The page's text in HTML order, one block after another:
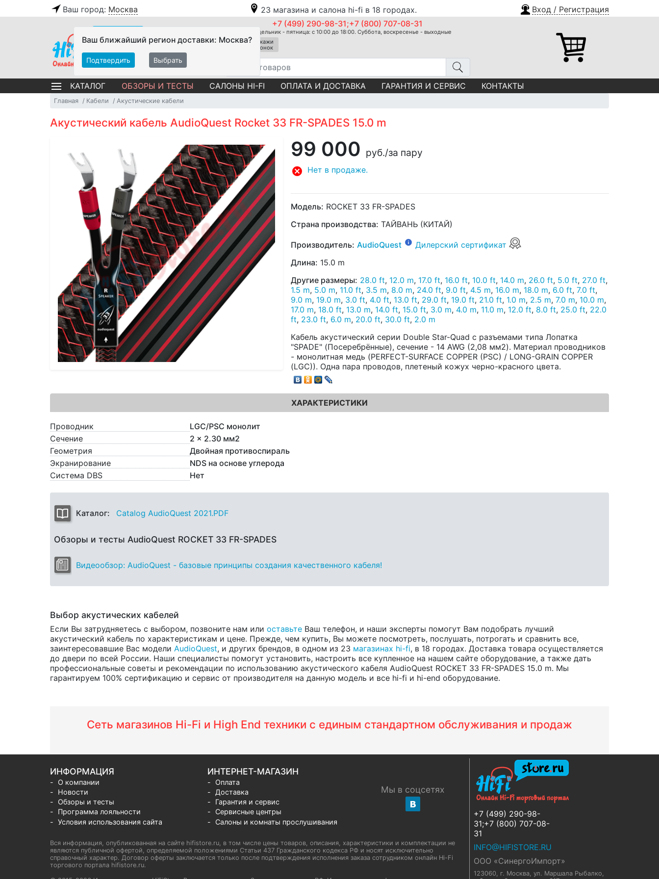
Ваш город: Москва 23 магазина и салона hi-fi в 18 городах. Вход / Регистрация
Ваш ближайший регион доставки: Москва?
Подтвердить Выбрать
+7 (499) 290-98-31;+7 (800) 707-08-31
Понедельник - пятница: с 10:00 до 18:00. Суббота, воскресенье - выходные
Закажи
звонок
КАТАЛОГ ОБЗОРЫ И ТЕСТЫ САЛОНЫ HI-FI ОПЛАТА И ДОСТАВКА ГАРАНТИЯ И СЕРВИС КОНТАКТЫ
Главная Кабели Акустические кабели
Акустический кабель AudioQuest Rocket 33 FR-SPADES 15.0 m
99 000 руб./за пару
Нет в продаже.
Модель: ROCKET 33 FR-SPADES
Страна производства: ТАЙВАНЬ (КИТАЙ)
Производитель: AudioQuest
Дилерский сертификат
Длина: 15.0 m
Другие размеры: 28.0 ft, 12.0 m, 17.0 ft, 16.0 ft, 10.0 ft, 14.0 m, 26.0 ft, 5.0 ft, 27.0 ft,
1.5 m, 5.0 m, 11.0 ft, 3.5 m, 8.0 m, 24.0 ft, 9.0 ft, 4.5 m, 16.0 m, 18.0 m, 6.0 ft, 7.0 ft,
9.0 m, 19.0 m, 3.0 ft, 4.0 ft, 13.0 ft, 29.0 ft, 19.0 ft, 21.0 ft, 1.0 m, 2.5 m, 7.0 m, 10.0 m,
17.0 m, 18.0 ft, 13.0 m, 14.0 ft, 15.0 ft, 3.0 m, 4.0 m, 11.0 m, 12.0 ft, 8.0 ft, 25.0 ft, 22.0
ft, 23.0 ft, 6.0 m, 20.0 ft, 30.0 ft, 2.0 m
Кабель акустический серии Double Star-Quad с разъемами типа Лопатка
"SPADE" (Посеребрённые), сечение - 14 AWG (2,08 мм2). Материал проводников
- монолитная медь (PERFECT-SURFACE COPPER (PSC) / LONG-GRAIN COPPER
(LGC)). Одна пара проводов, плетеный кожух черно-красного цвета.
ХАРАКТЕРИСТИКИ
Проводник
LGC/PSC монолит
Сечение
2 x 2.30 мм2
Геометрия
Двойная противоспираль
Экранирование
NDS на основе углерода
Система DBS
Нет
Каталог: Catalog AudioQuest 2021.PDF
Обзоры и тесты AudioQuest ROCKET 33 FR-SPADES
Видеообзор: AudioQuest - базовые принципы создания качественного кабеля!
Выбор акустических кабелей
Если Вы затрудняетесь с выбором, позвоните нам или оставьте Ваш телефон, и наши эксперты помогут Вам подобрать лучший
акустический кабель по характеристикам и цене. Прежде, чем купить, Вы можете посмотреть, послушать, потрогать и сравнить все,
заинтересовавшие Вас модели AudioQuest, и других брендов, в одном из 23 магазинах hi-fi, в 18 городах. Доставка товара осуществляется
до двери по всей России. Наши специалисты помогут установить, настроить все купленное на нашем сайте оборудование, а также дать
профессиональные советы и рекомендации по использованию акустического кабеля AudioQuest ROCKET 33 FR-SPADES 15.0 m. Мы
гарантируем 100% сертификацию и сервис от производителя на данную модель и все hi-fi и hi-end оборудование.
Сеть магазинов Hi-Fi и High End техники с единым стандартном обслуживания и продаж
+7 (499) 290-98-
31;+7 (800) 707-08-
31
INFO@HIFISTORE.RU
ООО «СинергоИмпорт»
123060, г. Москва ул. Маршала Рыбалко,
ИНФОРМАЦИЯ
О компании
Новости
Обзоры и тесты
Программа лояльности
Условия использования сайта
ИНТЕРНЕТ-МАГАЗИН
Оплата
Доставка
Гарантия и сервис
Сервисные центры
Салоны и комнаты прослушивания
Мы в соцсетях
Вся информация, опубликованная на сайте hifistore.ru, в том числе цены товаров, описания, характеристики и комплектации не
являются публичной офертой, определяемой положениями Статьи 437 Гражданского кодекса РФ и носят исключительно
справочный характер. Договор оферты заключается только после подтверждения исполнения заказа сотрудником онлайн Hi-Fi
торгового портала hifistore.ru.